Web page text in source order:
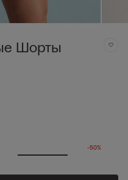
Шорты
-50%